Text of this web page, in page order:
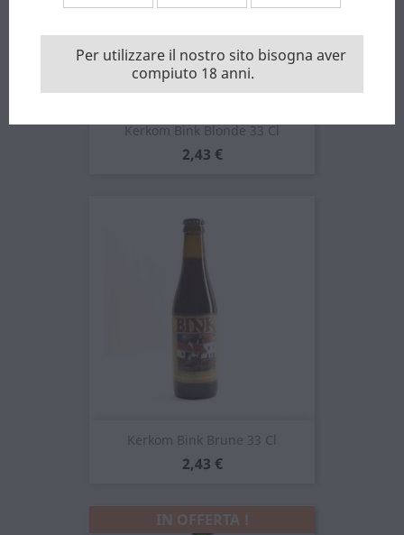
Kerkom Bink Blonde 33 Cl
Prezzo
2,43 €
Kerkom Bink Brune 33 Cl
Prezzo
2,43 €
IN OFFERTA !
Per utilizzare il nostro sito bisogna aver
compiuto 18 anni.